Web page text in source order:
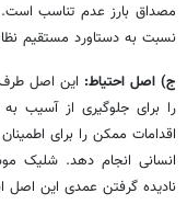
مصداق بارز عدم تناسب است.
نسبت به دستاورد مستقیم
ج) اصل احتیاط: این اصل
را برای جلوگیری از آسیب
اقدامات ممکن را برای
انسانی انجام دهد. شلیک
نادیده گرفتن عمدی این